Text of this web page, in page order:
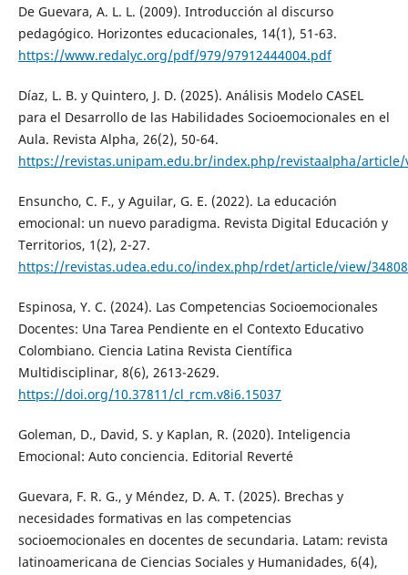
De Guevara, A. L. L. (2009). Introducción al discurso
pedagógico. Horizontes educacionales, 14(1), 51-63.
https://www.redalyc.org/pdf/979/97912444004.pdf
Díaz, L. B. y Quintero, J. D. (2025). Análisis Modelo CASEL
para el Desarrollo de las Habilidades Socioemocionales en el
Aula. Revista Alpha, 26(2), 50-64.
https://revistas.unipam.edu.br/index.php/revistaalpha/article/
Ensuncho, C. F., y Aguilar, G. E. (2022). La educación
emocional: un nuevo paradigma. Revista Digital Educación y
Territorios, 1(2), 2-27.
https://revistas.udea.edu.co/index.php/rdet/article/view/
Espinosa, Y. C. (2024). Las Competencias Socioemocionales
Docentes: Una Tarea Pendiente en el Contexto Educativo
Colombiano. Ciencia Latina Revista Científica
Multidisciplinar, 8(6), 2613-2629.
https://doi.org/10.37811/cl_rcm.v8i6.15037
Goleman, D., David, S. y Kaplan, R. (2020). Inteligencia
Emocional: Auto conciencia. Editorial Reverté
Guevara, F. R. G., y Méndez, D. A. T. (2025). Brechas y
necesidades formativas en las competencias
socioemocionales en docentes de secundaria. Latam: revista
latinoamericana de Ciencias Sociales y Humanidades, 6(4),